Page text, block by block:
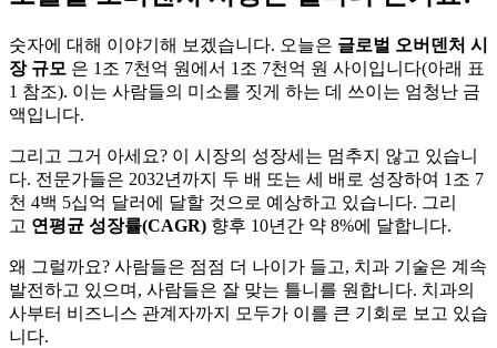
숫자에 대해 이야기해 보겠습니다. 오늘은 글로벌 오버덴처 시
장 규모 은 1조 7천억 원에서 1조 7천억 원 사이입니다(아래 표
1 참조). 이는 사람들의 미소를 짓게 하는 데 쓰이는 엄청난 금
액입니다.
그리고 그거 아세요? 이 시장의 성장세는 멈추지 않고 있습니
다. 전문가들은 2032년까지 두 배 또는 세 배로 성장하여 1조 7
천 4백 5십억 달러에 달할 것으로 예상하고 있습니다. 그리
고 연평균 성장률(CAGR) 향후 10년간 약 8%에 달합니다.
왜 그럴까요? 사람들은 점점 더 나이가 들고, 치과 기술은 계속
발전하고 있으며, 사람들은 잘 맞는 틀니를 원합니다. 치과의
사부터 비즈니스 관계자까지 모두가 이를 큰 기회로 보고 있습
니다.